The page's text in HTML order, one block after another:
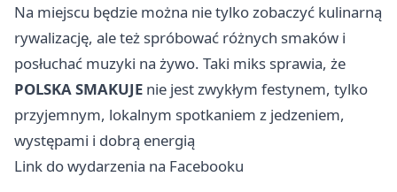
Na miejscu będzie można nie tylko zobaczyć kulinarną
rywalizację, ale też spróbować różnych smaków i
posłuchać muzyki na żywo. Taki miks sprawia, że
POLSKA SMAKUJE nie jest zwykłym festynem, tylko
przyjemnym, lokalnym spotkaniem z jedzeniem,
występami i dobrą energią
Link do wydarzenia na Facebooku